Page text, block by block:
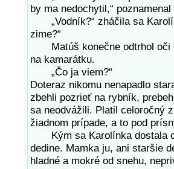
by ma nedochytil,“
„Vodník?“ zháčila sa
zime?“
Matúš konečne odtrhol oči
na kamarátku.
„Čo ja viem?“
Doteraz nikomu nenapadlo
zbehli pozrieť na rybník,
sa neodvážili. Platil celoročný
žiadnom prípade, a to pod
Kým sa Karolínka dostala
dedine. Mamka ju, ani staršie
hladné a mokré od snehu,